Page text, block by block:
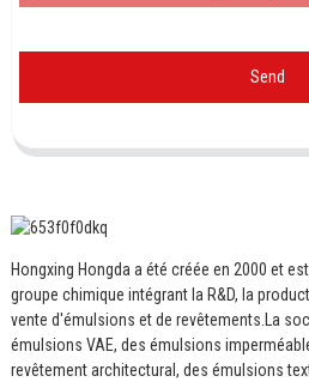
Send
Hongxing Hongda a été créée en 2000 et
groupe chimique intégrant la R&D, la
vente d'émulsions et de revêtements.La
émulsions VAE, des émulsions
revêtement architectural, des émulsions